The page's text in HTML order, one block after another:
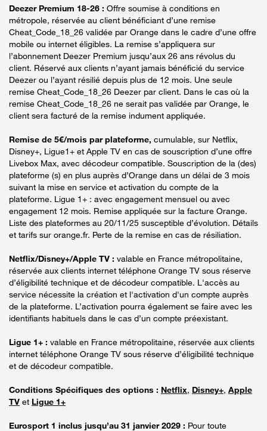
Deezer Premium 18-26 : Offre soumise à conditions en
métropole, réservée au client bénéficiant d’une remise
Cheat_Code_18_26 validée par Orange dans le cadre d’une offre
mobile ou internet éligibles. La remise s’appliquera sur
l’abonnement Deezer Premium jusqu’aux 26 ans révolus du
client. Réservé aux clients n’ayant jamais bénéficié du service
Deezer ou l’ayant résilié depuis plus de 12 mois. Une seule
remise Cheat_Code_18_26 Deezer par client. Dans le cas où la
remise Cheat_Code_18_26 ne serait pas validée par Orange, le
client sera facturé de la remise indument appliquée.
Remise de 5€/mois par plateforme, cumulable, sur Netflix,
Disney+, Ligue1+ et Apple TV en cas de souscription d’une offre
Livebox Max, avec décodeur compatible. Souscription de la (des)
plateforme (s) en plus auprès d’Orange dans un délai de 3 mois
suivant la mise en service et activation du compte de la
plateforme. Ligue 1+ : avec engagement mensuel ou avec
engagement 12 mois. Remise appliquée sur la facture Orange.
Liste des plateformes au 20/11/25 susceptible d’évolution. Détails
et tarifs sur orange.fr. Perte de la remise en cas de résiliation.
Netflix/Disney+/Apple TV : valable en France métropolitaine,
réservée aux clients internet téléphone Orange TV sous réserve
d’éligibilité technique et de décodeur compatible. L'accès au
service nécessite la création et l'activation d'un compte auprès
de la plateforme. L’activation pourra également se faire avec les
identifiants habituels dans le cas d’un compte préexistant.
Ligue 1+ : valable en France métropolitaine, réservée aux clients
internet téléphone Orange TV sous réserve d’éligibilité technique
et de décodeur compatible.
Conditions Spécifiques des options : Netflix, Disney+, Apple
TV et Ligue 1+
Eurosport 1 inclus jusqu’au 31 janvier 2029 : Pour toute